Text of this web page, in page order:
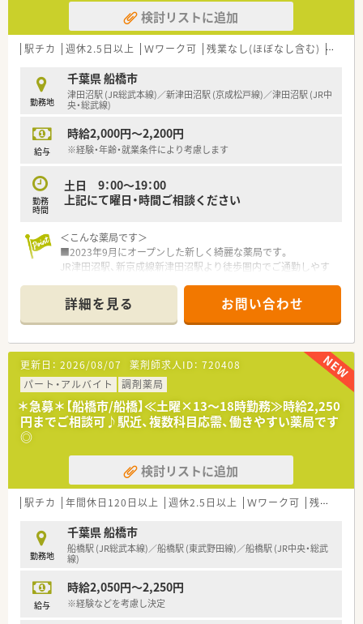
検討リストに追加
駅チカ 週休2.5日以上 Ｗワーク可 残業なし(ほぼなし含む) 転勤
勤務地
千葉県 船橋市
津田沼駅 (JR総武本線)／新津田沼駅 (京成松戸線)／津田沼駅 (JR中
央・総武線)
給与
時給2,000円～2,200円
※経験・年齢・就業条件により考慮します
勤務
時間
土日 9：00～19：00
上記にて曜日・時間ご相談ください
＜こんな薬局です＞
■2023年9月にオープンした新しく綺麗な薬局です。
JR津田沼駅、新京成線新津田沼駅より徒歩圏内でご通勤しやす
■応需科目は皮膚科50％、耳鼻科20～30％、残り眼科となってお
ります。
処方箋枚数は平均して100～120枚程です。
＜こんな会社です＞
■関東～東北エリアに約30店舗店舗展開している調剤薬局で
す。
■「薬」と「食」で患者様をトータルサポート。在宅や栄養指導に
注力しており、薬剤業務とともに栄養指導業務に関する専門研修
や勉強会もおこなっています。
しております。
■患者様がくつろげる店舗作りや、地域の方とふれあえる企画を
発案し実施しています。
■レセコンと連動した散剤分包機、散薬監査システム、自動錠剤
ります。
詳細を見る お問い合わせ
更新日： 2026/08/07 薬剤師求人ID： 720408
パート・アルバイト
調剤薬局
＊急募＊【船橋市/船橋】≪土曜×13～18時勤務≫時給2,250
円までご相談可♪駅近、複数科目応需、働きやすい薬局です
◎
検討リストに追加
駅チカ 年間休日120日以上 週休2.5日以上 Ｗワーク可 残業なし(ほぼなし含む)
勤務地
千葉県 船橋市
船橋駅 (JR総武本線)／船橋駅 (東武野田線)／船橋駅 (JR中央・総武
線)
給与
時給2,050円～2,250円
※経験などを考慮し決定